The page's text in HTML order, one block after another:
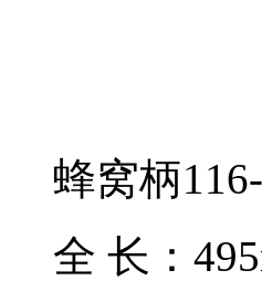
蜂窝柄
全 长：